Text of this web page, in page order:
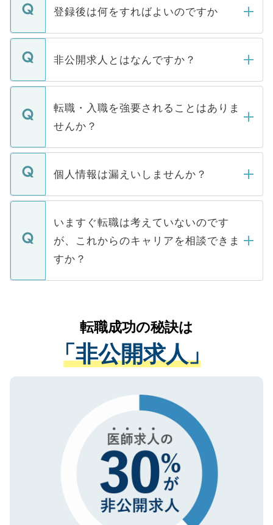
登録後は何をすればよいのですか
ご登録いただきましたら、弊社担当者がご
登録内容を確認し、その後メールもしくは
ます。通常、5営業日以内にはご連絡をせて
いただきますので、しばらくお待ちくださ
非公開求人とはなんですか？
マイナビDOCTORで取り扱っている求人の
うち約3割は、Webサイトからご覧いただ
けない「非公開求人」です。非公開求人は
下記の理由によって、一般には公開してい
ません。
■応募殺到を避けるため 人気のある医療機
関を公にしてしまうと、応募が殺到する場
に、医療機関が求める条件に合った人材の
みを人材紹介会社に依頼するケースが増え
ています。
転職・入職を強要されることはありま
せんか？
転職・入職を強要することは一切ありませ
ん。また、仮に応募先から内定をいただい
定を承諾する必要はありません。内定先へ
の辞退の連絡はキャリアパートナーが行い
個人情報は漏えいしませんか？
個人情報が漏えいすることはありませんの
で、ご安心ください。当サイトからの登録
などで収集したご登録者様の個人情報は、
ご本人のキャリアアップおよび転職活動の
支援を目的に使用いたします。お預かりし
ているすべての個人データはご本人の許可
は、個人情報の取り扱いについての厳密な
管理基準を満たした事業者のみに付与され
る、プライバシーマークを取得済みです。
で、機密保持に関してもご安心ください。
いますぐ転職は考えていないのです
が、これからのキャリアを相談できま
すか？
かがいして、現在の医療機関の状況や紹介
経験をまじえながら、適切なアドバイスを
させていただきます。すぐにご転職をされ
ない方には、長期的なサポートが可能です
ので、まずはご登録ください。
転職成功の秘訣は
「非公開求人」